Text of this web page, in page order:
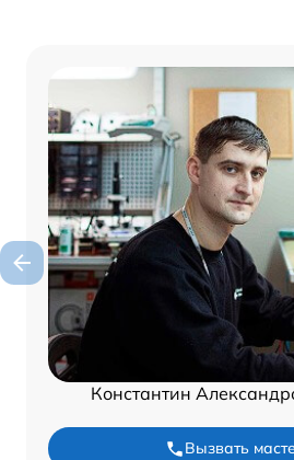
Константин
Вызвать